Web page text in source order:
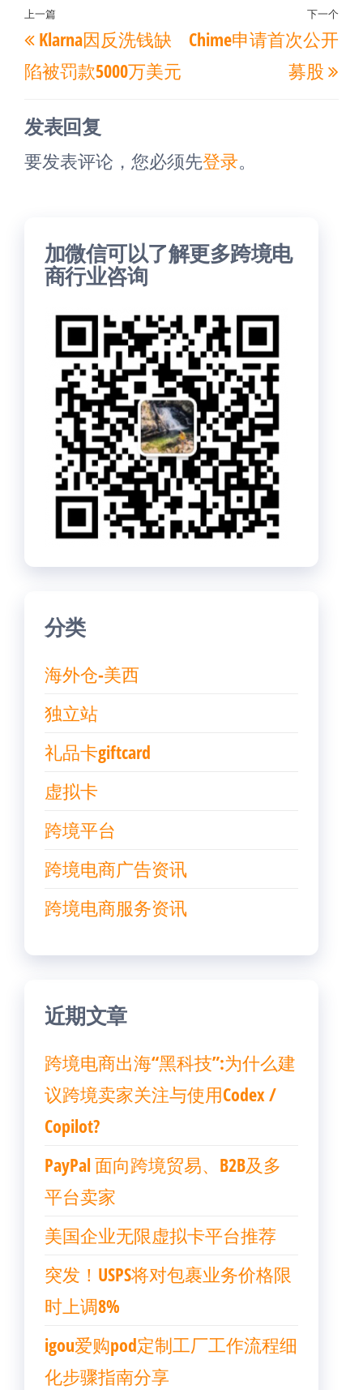
文
章
导
上
一
篇
文
上一篇
Klarna因反洗钱缺
陷被罚款5000万美元
下
下一个
Chime申请首次公开
募股
发表回复
要发表评论，您必须先登录。
加微信可以了解更多跨境电
商行业咨询
分类
海外仓-美西
独立站
礼品卡giftcard
虚拟卡
跨境平台
跨境电商广告资讯
跨境电商服务资讯
近期文章
跨境电商出海“黑科技”:为什么建
议跨境卖家关注与使用Codex /
Copilot?
PayPal 面向跨境贸易、B2B及多
平台卖家
美国企业无限虚拟卡平台推荐
突发！USPS将对包裹业务价格限
时上调8%
igou爱购pod定制工厂工作流程细
化步骤指南分享